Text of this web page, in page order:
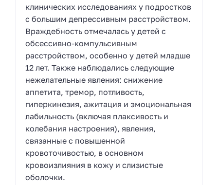
клинических исследованиях у подростков
с большим депрессивным расстройством.
Враждебность отмечалась у детей с
обсессивно-компульсивным
расстройством, особенно у детей младше
12 лет. Также наблюдались следующие
нежелательные явления: снижение
аппетита, тремор, потливость,
гиперкинезия, ажитация и эмоциональная
лабильность (включая плаксивость и
колебания настроения), явления,
связанные с повышенной
кровоточивостью, в основном
кровоизлияния в кожу и слизистые
оболочки.